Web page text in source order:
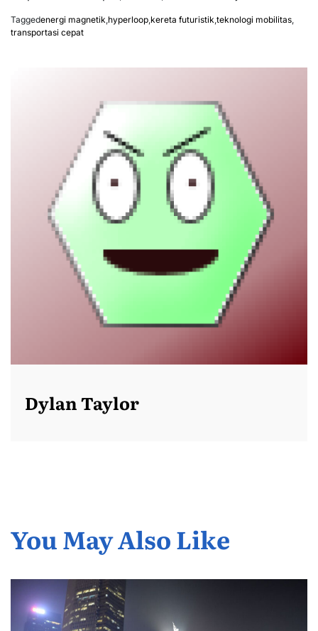
Taggedenergi magnetik hyperloop kereta futuristik teknologi mobilitas
transportasi cepat
Dylan Taylor
You May Also Like